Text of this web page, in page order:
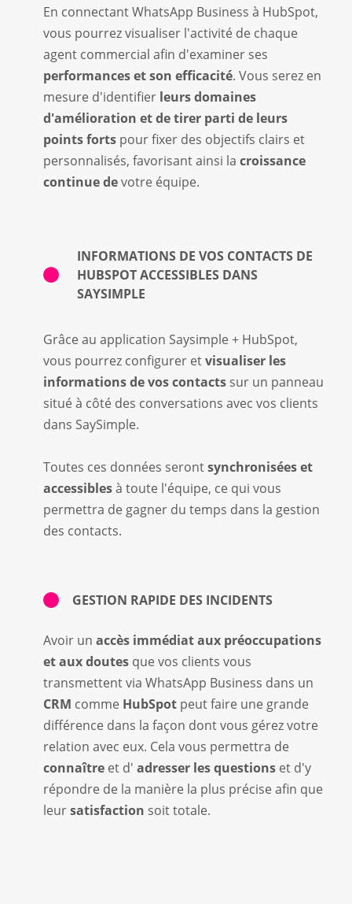
En connectant WhatsApp Business à HubSpot,
vous pourrez visualiser l'activité de chaque
agent commercial afin d'examiner ses
performances et son efficacité. Vous serez en
mesure d'identifier leurs domaines
d'amélioration et de tirer parti de leurs
points forts pourfixer des objectifs clairs et
personnalisés, favorisant ainsi la croissance
continue devotre équipe.
INFORMATIONS DE VOS CONTACTS DE
HUBSPOT ACCESSIBLES DANS
SAYSIMPLE
Grâce au application Saysimple + HubSpot,
vous pourrez configurer etvisualiser les
informations de vos contacts sur un panneau
situé à côté des conversations avec vos clients
dans SaySimple.
Toutes ces données serontsynchronisées et
accessiblesà toute l'équipe, ce qui vous
permettra de gagner du temps dans la gestion
des contacts.
GESTION RAPIDE DES INCIDENTS
Avoir un accès immédiat aux préoccupations
et aux doutes que vos clients vous
transmettent via WhatsApp Business dans un
CRM comme HubSpot peut faire une grande
différence dans la façon dont vous gérez votre
relation avec eux. Cela vous permettra de
connaître et d' adresser les questions et d'y
répondre de la manière la plus précise afin que
leursatisfaction soit totale.